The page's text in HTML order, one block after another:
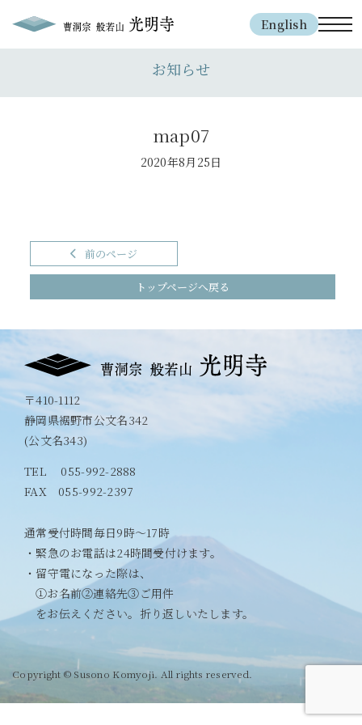
English
お知らせ
map07
2020年8月25日
前のページ
トップページへ戻る
〒410-1112
静岡県裾野市公文名342
(公文名343)
TEL 055-992-2888
FAX 055-992-2397
通常受付時間毎日9時〜17時
・緊急のお電話は24時間受付けます。
・留守電になった際は、
①お名前②連絡先③ご用件
をお伝えください。折り返しいたします。
Copyright © Susono Komyoji. All rights reserved.